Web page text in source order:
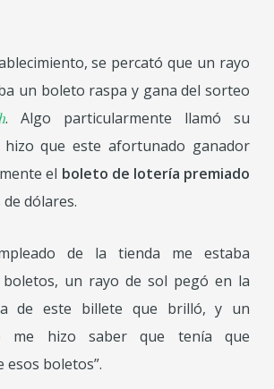
se percató que un rayo
un boleto raspa y gana del sorteo
. Algo particularmente llamó su
que este afortunado ganador
el boleto de lotería premiado
dólares.
de la tienda me estaba
un rayo de sol pegó en la
de este billete que brilló, y un
me hizo saber que tenía que
boletos”.